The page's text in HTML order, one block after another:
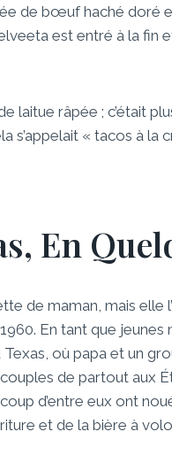
de bœuf haché doré
est entré à la fin
laitue râpée ; c’était
s’appelait « tacos à la
En
de maman, mais elle
En tant que jeunes
où papa et un
de partout aux
d’entre eux ont
et de la bière à